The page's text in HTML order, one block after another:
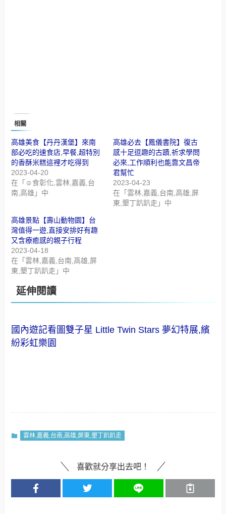
相關
高雄美食【丹丹漢堡】來南
部必吃的速食店,早餐,超特別
的香酥米糕這裡才吃得到
2023-04-20
在「☺食彰化,雲林,嘉義,台
南,高雄」中
高雄必去【鳳儀書院】復古
感十足逗趣的古蹟,祈求學問
必來,工作順利也能靠文昌帝
君幫忙
2023-04-23
在「雲林,嘉義,台南,高雄,屏
東,墾丁趴趴走」中
高雄景點【壽山動物園】台
灣值得一遊,直接安排好有趣
又含療癒感的親子行程
2023-04-18
在「雲林,嘉義,台南,高雄,屏
東,墾丁趴趴走」中
延伸閱讀
國內遊記看圖雙子星 Little Twin Stars 夢幻特展,繽
紛彩虹樂園
雲林,嘉義,台南,高雄,屏東,墾丁趴趴走
喜歡就分享出去吧！